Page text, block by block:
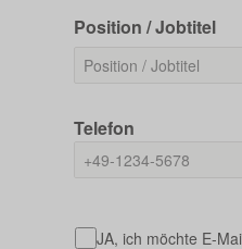
Position / Jobtitel
Telefon
JA, ich möchte E-